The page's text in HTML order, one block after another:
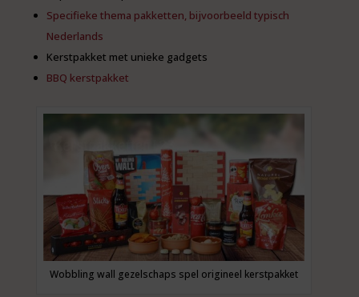
Specifieke thema pakketten, bijvoorbeeld typisch
Nederlands
Kerstpakket met unieke gadgets
BBQ kerstpakket
Wobbling wall gezelschaps spel origineel kerstpakket